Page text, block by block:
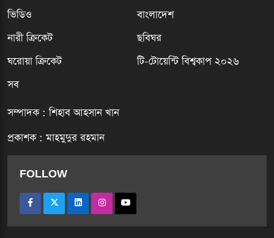
ভিডিও
বাংলাদেশ
নারী ক্রিকেট
ছবিঘর
ঘরোয়া ক্রিকেট
টি-টোয়েন্টি বিশ্বকাপ ২০২৬
সব
সম্পাদক : শিহাব আহসান খান
প্রকাশক : মাহমুদুর রহমান
FOLLOW